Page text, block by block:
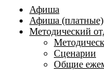
Афиша
Афиша (платные)
Методический
Сценарии
Общие